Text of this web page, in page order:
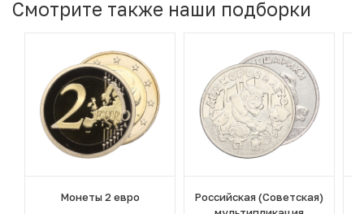
Смотрите также наши подборки
Монеты 2 евро
Российская (Советская)